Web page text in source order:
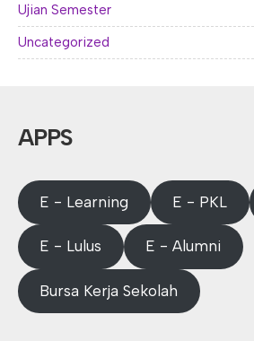
Ujian Semester
Uncategorized
APPS
E - Learning E - PKL
E - Lulus E - Alumni
Bursa Kerja Sekolah